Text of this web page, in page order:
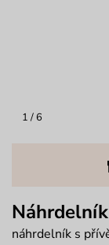
1 / 6
náhrdelník s